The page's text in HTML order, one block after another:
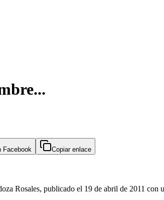
Facebook Copiar enlace
Rosales, publicado el 19 de abril de 2011